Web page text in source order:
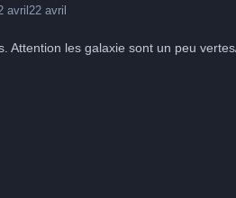
avril 22 avril
Attention les galaxie sont un peu